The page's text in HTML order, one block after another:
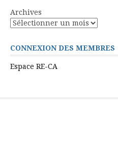
Archives
CONNEXION DES MEMBRES
Espace RE-CA